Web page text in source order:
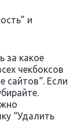
и
за какое
чекбоксов
сайтов“. Если
“Удалить